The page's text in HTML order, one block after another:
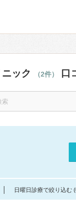
ック （2件） 口
日曜日診療で絞り込む